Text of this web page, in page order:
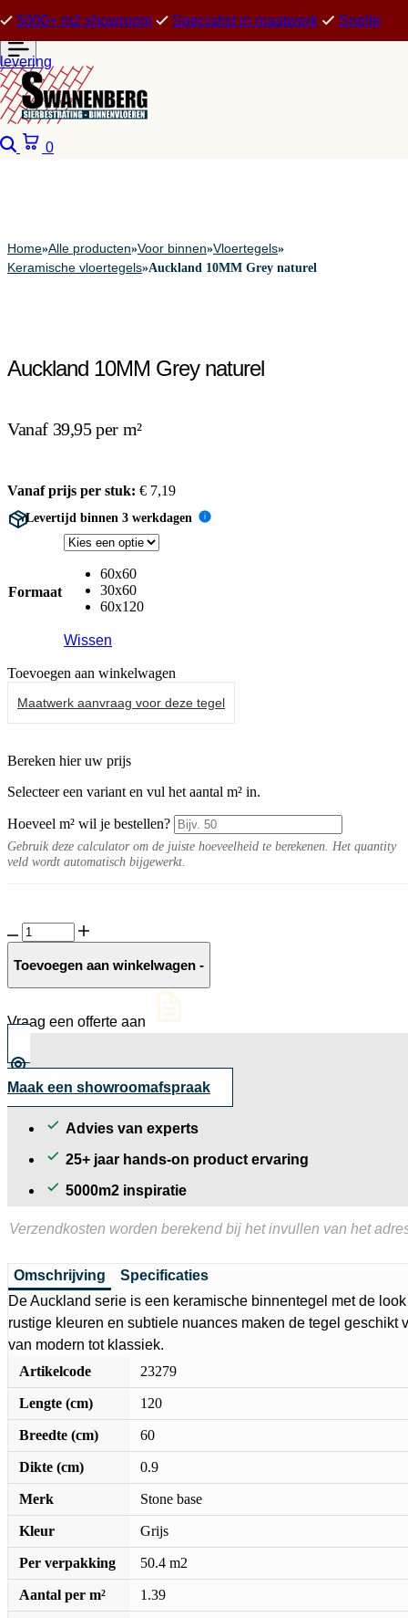
5000+ m2 showroom Specialist in maatwerk Snelle
levering
Zoeken
0
Home»Alle producten»Voor binnen»Vloertegels»
Keramische vloertegels»Auckland 10MM Grey naturel
Auckland 10MM Grey naturel
Vanaf 39,95 per m²
Vanaf prijs per stuk: € 7,19
Levertijd binnen 3 werkdagen i
Formaat
60x60
30x60
60x120
Wissen
Toevoegen aan winkelwagen
Maatwerk aanvraag voor deze tegel
Bereken hier uw prijs
Selecteer een variant en vul het aantal m² in.
Hoeveel m² wil je bestellen?
Gebruik deze calculator om de juiste hoeveelheid te berekenen. Het quantity
veld wordt automatisch bijgewerkt.
Auckland
10MM
Grey
Toevoegen aan winkelwagen -
Vraag een offerte aan
Maak een showroomafspraak
Advies van experts
25+ jaar hands-on product ervaring
5000m2 inspiratie
Verzendkosten worden berekend bij het invullen van het
Omschrijving
Specificaties
De Auckland serie is een keramische binnentegel met de
rustige kleuren en subtiele nuances maken de tegel geschikt
van modern tot klassiek.
Artikelcode
23279
Lengte (cm) 120
Breedte (cm) 60
Dikte (cm) 0.9
Merk Stone base
Kleur Grijs
Per verpakking 50.4 m2
Aantal per m² 1.39